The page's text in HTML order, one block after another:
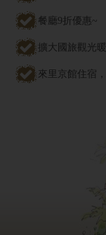
餐廳9折優惠~
擴大國旅觀光
來里京館住宿